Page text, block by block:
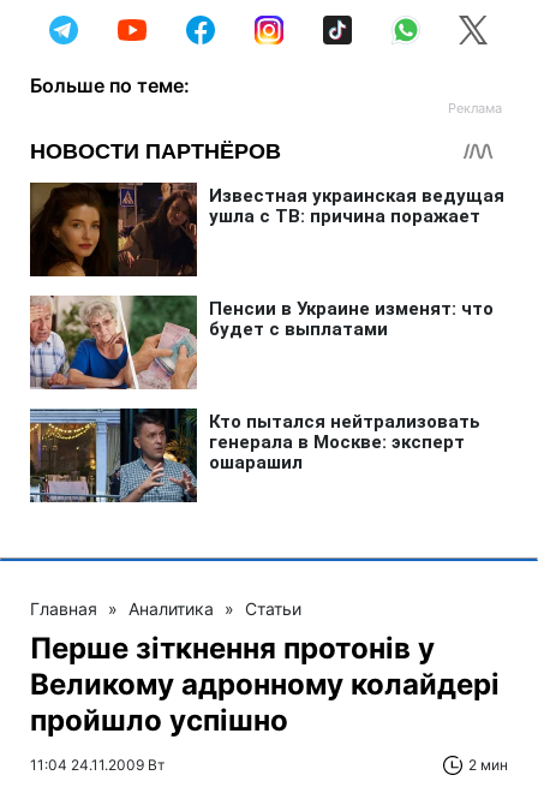
Больше по теме:
Главная » Аналитика » Статьи
Перше зіткнення протонів у
Великому адронному колайдері
пройшло успішно
11:04 24.11.2009 Вт 2 мин